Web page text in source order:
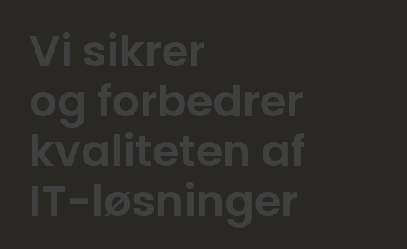
Vi sikrer
og forbedrer
kvaliteten af
IT-løsninger